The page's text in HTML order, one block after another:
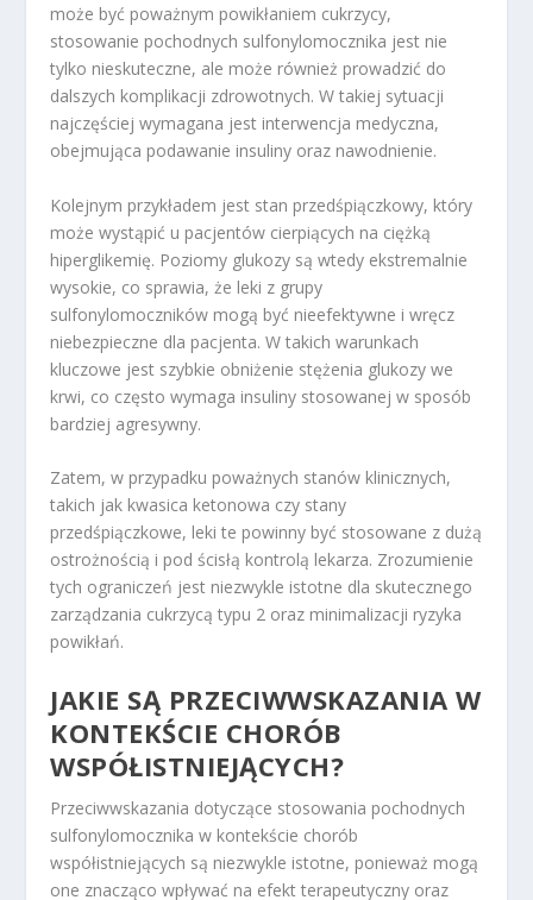
może być poważnym powikłaniem cukrzycy,
stosowanie pochodnych sulfonylomocznika jest nie
tylko nieskuteczne, ale może również prowadzić do
dalszych komplikacji zdrowotnych. W takiej sytuacji
najczęściej wymagana jest interwencja medyczna,
obejmująca podawanie insuliny oraz nawodnienie.
Kolejnym przykładem jest stan przedśpiączkowy, który
może wystąpić u pacjentów cierpiących na ciężką
hiperglikemię. Poziomy glukozy są wtedy ekstremalnie
wysokie, co sprawia, że leki z grupy
sulfonylomoczników mogą być nieefektywne i wręcz
niebezpieczne dla pacjenta. W takich warunkach
kluczowe jest szybkie obniżenie stężenia glukozy we
krwi, co często wymaga insuliny stosowanej w sposób
bardziej agresywny.
Zatem, w przypadku poważnych stanów klinicznych,
takich jak kwasica ketonowa czy stany
przedśpiączkowe, leki te powinny być stosowane z dużą
ostrożnością i pod ścisłą kontrolą lekarza. Zrozumienie
tych ograniczeń jest niezwykle istotne dla skutecznego
zarządzania cukrzycą typu 2 oraz minimalizacji ryzyka
powikłań.
JAKIE SĄ PRZECIWWSKAZANIA W
KONTEKŚCIE CHORÓB
WSPÓŁISTNIEJĄCYCH?
Przeciwwskazania dotyczące stosowania pochodnych
sulfonylomocznika w kontekście chorób
współistniejących są niezwykle istotne, ponieważ mogą
one znacząco wpływać na efekt terapeutyczny oraz